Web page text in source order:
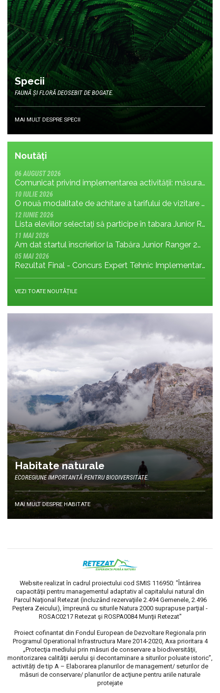
Specii
FAUNĂ ȘI FLORĂ DEOSEBIT DE BOGATE.
MAI MULT DESPRE SPECII
Noutăți
06 AUGUST 2026
Comunicat privind implementarea activității: măsura MR.8.1.4 din planul de management; cu privire la tronsonul de drum cuprins între Baraj Gura Apelor și Cabana Rotunda
10 IULIE 2026
O nouă modalitate de achitare a tarifului de vizitare în Parcul Național Retezat
12 IUNIE 2026
Lista eleviilor selectați să participe în tabara Junior Ranger 2026
11 MAI 2026
Am dat startul înscrierilor la Tabăra Junior Ranger 2026 – Oameni conectați prin natură – tineri și comunități pentru viitorul Parcului Național Retezat
05 MAI 2026
Rezultat Final - Concurs Expert Tehnic Implementare 3 05.05.2026
VEZI TOATE NOUTĂȚILE
Habitate naturale
ECOREGIUNE IMPORTANTĂ PENTRU BIODIVERSITATE.
MAI MULT DESPRE HABITATE
Website realizat în cadrul proiectului cod SMIS 116950: "Întărirea
capacităţii pentru managementul adaptativ al capitalului natural din
Parcul Naţional Retezat (incluzând rezervaţiile 2.494 Gemenele, 2.496
Peştera Zeicului), împreună cu siturile Natura 2000 suprapuse parţial -
ROSAC0217 Retezat şi ROSPA0084 Munţii Retezat"
Proiect cofinantat din Fondul European de Dezvoltare Regionala prin
Programul Operational Infrastructura Mare 2014-2020, Axa prioritara 4
„Protecţia mediului prin măsuri de conservare a biodiversităţii,
monitorizarea calităţii aerului şi decontaminare a siturilor poluate istoric”,
activități de tip A – Elaborarea planurilor de management/ seturilor de
măsuri de conservare/ planurilor de acţiune pentru ariile naturale
protejate